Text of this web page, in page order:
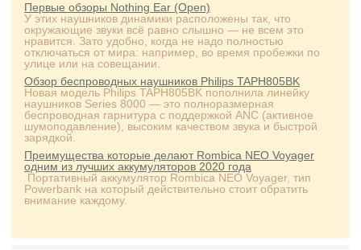
Первые обзоры Nothing Ear (Open)
У этих наушников динамики расположены так, что
окружающие звуки всё равно слышно — не всем это
нравится. Зато удобно, когда не надо полностью
отключаться от мира: например, во время пробежки по
улице или на совещании.
Обзор беспроводных наушников Philips TAPH805BK
Новая модель Philips TAPH805BK пополнила линейку
наушников Series 8000 — это полноразмерная
беспроводная гарнитура с поддержкой ANC (активное
шумоподавление), высоким качеством звука и быстрой
зарядкой.
Преимущества которые делают Rombica NEO Voyager
одним из лучших аккумуляторов 2020 года
Портативный аккумулятор Rombica NEO Voyager, тип
Powerbank на который действительно стоит обратить
внимание каждому.